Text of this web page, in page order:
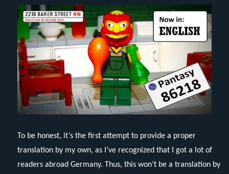
To be honest, it’s the first attempt to provide a proper
translation by my own, as I’ve recognized that I got a lot of
readers abroad Germany. Thus, this won’t be a translation by